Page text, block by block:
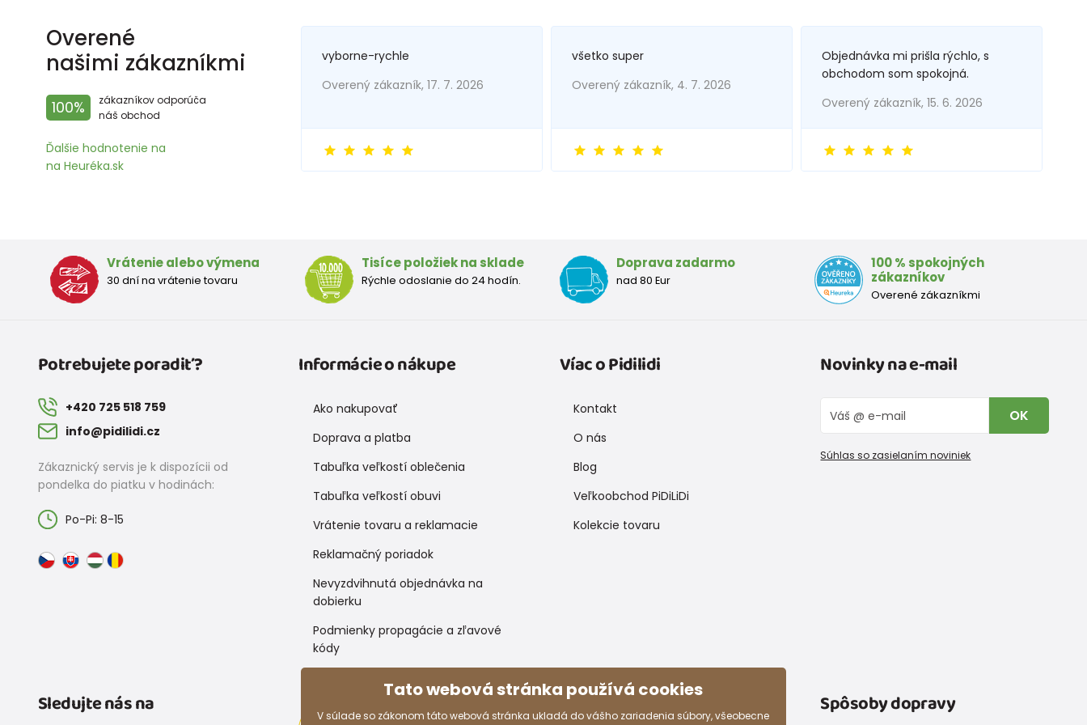
Overené
našimi zákazníkmi
100%
zákazníkov odporúča
náš obchod
Ďalšie hodnotenie na
na Heuréka.sk
vyborne-rychle
Overený zákazník, 17. 7. 2026
všetko super
Overený zákazník, 4. 7. 2026
Objednávka mi prišla rýchlo, s
obchodom som spokojná.
Overený zákazník, 15. 6. 2026
Vrátenie alebo výmena
30 dní na vrátenie tovaru
Tisíce položiek na sklade
Rýchle odoslanie do 24 hodín.
Doprava zadarmo
nad 80 Eur
100 % spokojných
zákazníkov
Overené zákazníkmi
Potrebujete poradiť?
+420 725 518 759
info@pidilidi.cz
Zákaznický servis je k dispozícii od
pondelka do piatku v hodinách:
Po-Pi: 8-15
Informácie o nákupe
Ako nakupovať
Doprava a platba
Tabuľka veľkostí oblečenia
Tabuľka veľkostí obuvi
Vrátenie tovaru a reklamacie
Reklamačný poriadok
Nevyzdvihnutá objednávka na
dobierku
Podmienky propagácie a zľavové
kódy
Víac o Pidilidi
Kontakt
O nás
Blog
Veľkoobchod PiDiLiDi
Kolekcie tovaru
Novinky na e-mail
OK
Súhlas so zasielaním noviniek
Sledujte nás na Spôsoby platby Spôsoby dopravy
Tato webová stránka používá cookies
V súlade so zákonom táto webová stránka ukladá do vášho zariadenia súbory, všeobecne